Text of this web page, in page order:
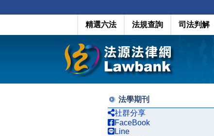
精選六法 法規查詢 司法判解
法學期刊
社群分享
FaceBook
Line